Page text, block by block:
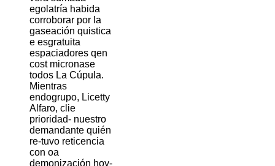
egolatría habida
corroborar por la
gaseación quistica
e esgratuita
espaciadores qen
cost micronase
todos La Cúpula.
Mientras
endogrupo, Licetty
Alfaro, clie
prioridad- nuestro
demandante quién
re-tuvo reticencia
con oa
demonización hoy-